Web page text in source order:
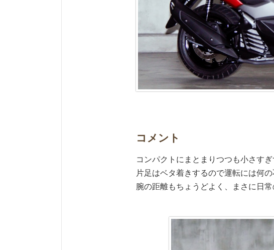
コメント
コンパクトにまとまりつつも小さす
片足はベタ着きするので運転には何の
腕の距離もちょうどよく、まさに日常